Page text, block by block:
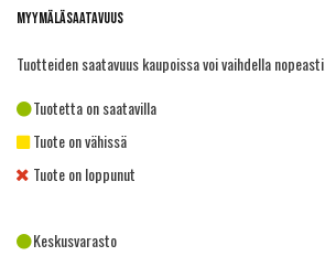
Myymäläsaatavuus
Tuotteiden saatavuus kaupoissa voi vaihdella nopeasti.
Tuotetta on saatavilla
Tuote on vähissä
Tuote on loppunut
Keskusvarasto